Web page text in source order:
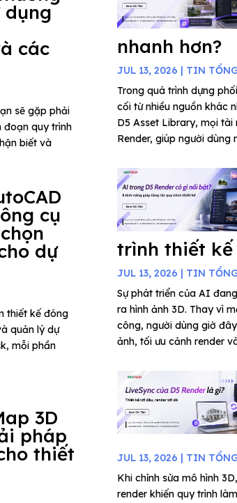
dụng
các
sẽ gặp phải
đoạn quy trình
biết và
cụ
dự
thiết kế đóng
quản lý dự
mỗi phần
3D
pháp
thiết
nhanh hơn?
JUL 13, 2026 | TIN
Trong quá trình dựng
cối từ nhiều nguồn khác
D5 Asset Library, mọi
Render, giúp người dùng
trình thiết kế
JUL 13, 2026 | TIN
Sự phát triển của AI
ra hình ảnh 3D. Thay vì
công, người dùng giờ
ảnh, tối ưu cảnh render
JUL 13, 2026 | TIN
Khi chỉnh sửa mô hình
render khiến quy trình